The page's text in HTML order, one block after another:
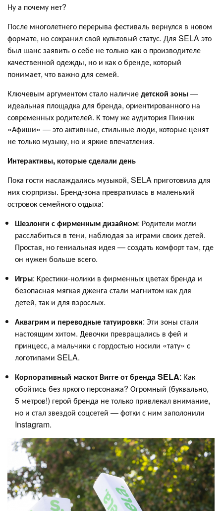
Ну а почему нет?
После многолетнего перерыва фестиваль вернулся в новом
формате, но сохранил свой культовый статус. Для SELA это
был шанс заявить о себе не только как о производителе
качественной одежды, но и как о бренде, который
понимает, что важно для семей.
Ключевым аргументом стало наличиедетской зоны—
идеальная площадка для бренда, ориентированного на
современных родителей. К тому же аудитория Пикник
«Афиши» — это активные, стильные люди, которые ценят
не только музыку, но и яркие впечатления.
Интерактивы, которые сделали день
Пока гости наслаждались музыкой, SELA приготовила для
них сюрпризы. Бренд-зона превратилась в маленький
островок семейного отдыха:
Шезлонги с фирменным дизайном: Родители могли
расслабиться в тени, наблюдая за играми своих детей.
Простая, но гениальная идея — создать комфорт там, где
он нужен больше всего.
Игры: Крестики-нолики в фирменных цветах бренда и
безопасная мягкая дженга стали магнитом как для
детей, так и для взрослых.
Аквагрим и переводные татуировки: Эти зоны стали
настоящим хитом. Девочки превращались в фей и
принцесс, а мальчики с гордостью носили «тату» с
логотипами SELA.
Корпоративный маскотВиггеот бренда SELA: Как
обойтись без яркого персонажа? Огромный (буквально,
5 метров!) герой бренда не только привлекал внимание,
но и стал звездой соцсетей — фотки с ним заполонили
Instagram.